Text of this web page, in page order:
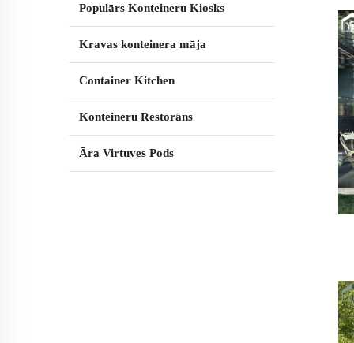
Populārs Konteineru Kiosks
Kravas konteinera māja
Container Kitchen
Konteineru Restorāns
Āra Virtuves Pods